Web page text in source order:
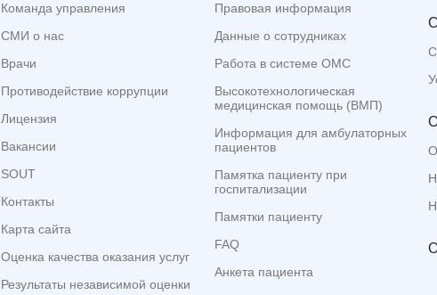
Команда управления
СМИ о нас
Врачи
Противодействие коррупции
Лицензия
Вакансии
SOUT
Контакты
Карта сайта
Оценка качества оказания услуг
Результаты независимой оценки
Правовая информация
Данные о сотрудниках
Работа в системе ОМС
Высокотехнологическая
медицинская помощь (ВМП)
Информация для амбулаторных
пациентов
Памятка пациенту при
госпитализации
Памятки пациенту
FAQ
Анкета пациента